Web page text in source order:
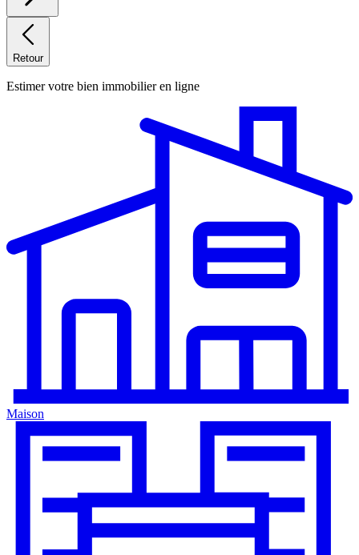
Retour
Estimer votre bien immobilier en ligne
Maison